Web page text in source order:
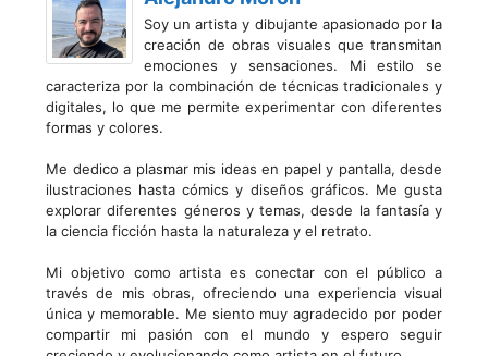
Soy un artista y dibujante apasionado por la
creación de obras visuales que transmitan
emociones y sensaciones. Mi estilo se
caracteriza por la combinación de técnicas tradicionales y
digitales, lo que me permite experimentar con diferentes
formas y colores.
Me dedico a plasmar mis ideas en papel y pantalla, desde
ilustraciones hasta cómics y diseños gráficos. Me gusta
explorar diferentes géneros y temas, desde la fantasía y
la ciencia ficción hasta la naturaleza y el retrato.
Mi objetivo como artista es conectar con el público a
través de mis obras, ofreciendo una experiencia visual
única y memorable. Me siento muy agradecido por poder
compartir mi pasión con el mundo y espero seguir